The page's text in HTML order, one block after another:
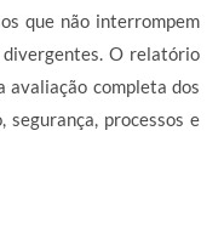
que não interrompem
O relatório
avaliação completa dos
segurança, processos e